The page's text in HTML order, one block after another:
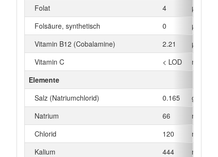
Folat
4
µg
Folsäure, synthetisch
0
µg
Vitamin B12 (Cobalamine)
2.21
µg
Vitamin C
< LOD
mg
Elemente
Salz (Natriumchlorid)
0.165
g
Natrium
66
mg
Chlorid
120
mg
Kalium
444
mg